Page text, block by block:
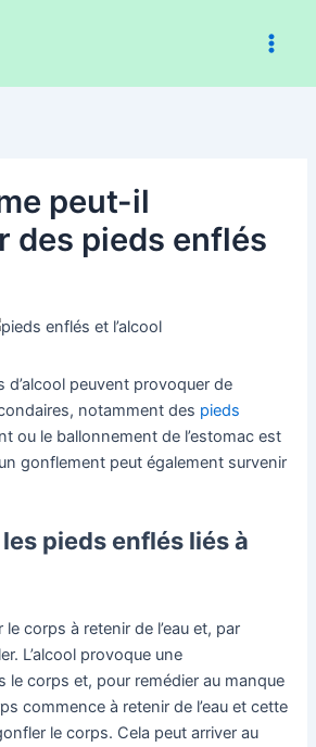
peut-il
des pieds enflés
d’alcool peuvent provoquer de
notamment des pieds
ou le ballonnement de l’estomac est
gonflement peut également survenir
pieds enflés liés à
le corps à retenir de l’eau et, par
L’alcool provoque une
le corps et, pour remédier au manque
commence à retenir de l’eau et cette
le corps. Cela peut arriver au